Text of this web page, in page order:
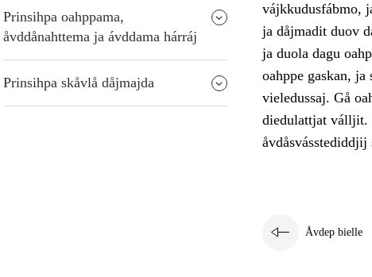
Prinsihpa oahppama,
åvddånahttema ja ávddama hárráj
Prinsihpa skåvlå dåjmajda
vájkkudusfábmo,
ja dåjmadit duov
ja duola dagu
oahppe gaskan,
vieledussaj. Gå
diedulattjat válljit.
Åvdep bielle